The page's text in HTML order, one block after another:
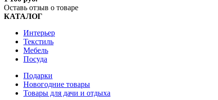
Оставь отзыв о товаре
КАТАЛОГ
Интерьер
Текстиль
Мебель
Посуда
Подарки
Новогодние товары
Товары для дачи и отдыха